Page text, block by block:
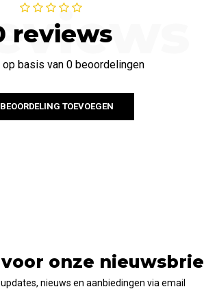
reviews
basis van 0 beoordelingen
TOEVOEGEN
onze
nieuws en aanbiedingen via email